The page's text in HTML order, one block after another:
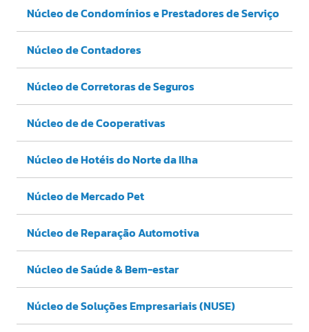
Núcleo de Condomínios e Prestadores de Serviço
Núcleo de Contadores
Núcleo de Corretoras de Seguros
Núcleo de de Cooperativas
Núcleo de Hotéis do Norte da Ilha
Núcleo de Mercado Pet
Núcleo de Reparação Automotiva
Núcleo de Saúde & Bem-estar
Núcleo de Soluções Empresariais (NUSE)